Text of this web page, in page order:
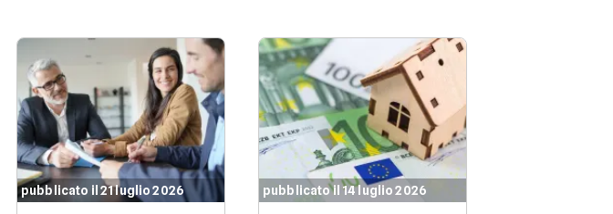
pubblicato il 21 luglio 2026 pubblicato il 14 luglio 2026